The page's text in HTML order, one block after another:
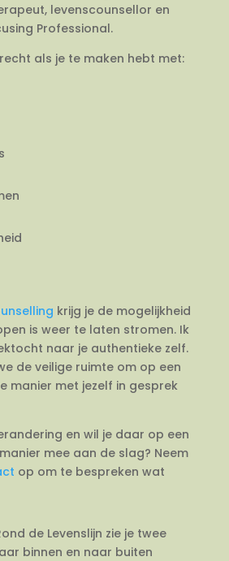
levenscounsellor en
Professional.
als je te maken hebt met:
krijg je de mogelijkheid
is weer te laten stromen. Ik
naar je authentieke zelf.
de veilige ruimte om op een
manier met jezelf in gesprek
en wil je daar op een
mee aan de slag? Neem
op om te bespreken wat
de Levenslijn zie je twee
binnen en naar buiten